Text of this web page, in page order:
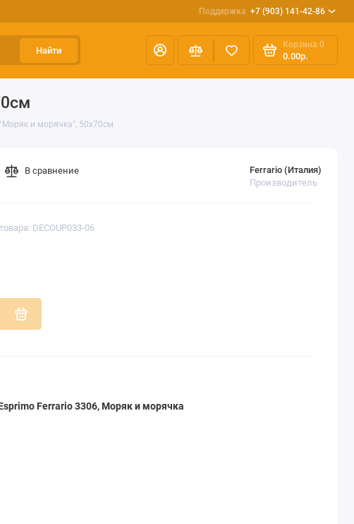
Поддержка +7 (903) 141-42-86
Найти
Корзина 0
0.00р.
и морячка", 50х70см
DECOUP033-06
Ferrario (Италия)
Производитель
В сравнение
Ferrario 3306, Моряк и морячка